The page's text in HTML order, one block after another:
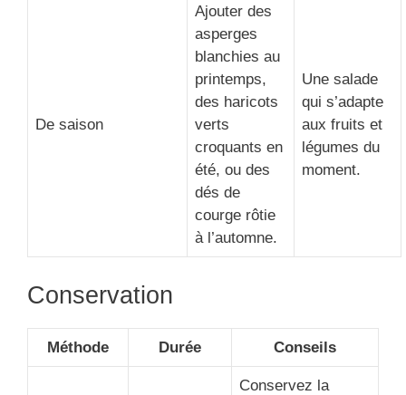
De saison
Ajouter des
asperges
blanchies au
printemps,
des haricots
verts
croquants en
été, ou des
dés de
courge rôtie
à l’automne.
Une salade
qui s’adapte
aux fruits et
légumes du
moment.
Conservation
Méthode Durée Conseils
Conservez la